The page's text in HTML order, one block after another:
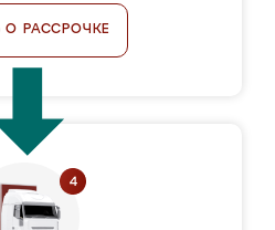
О РАССРОЧКЕ